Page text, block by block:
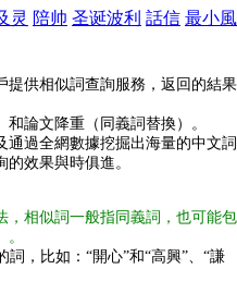
灵 陪帅 圣诞波利 話信 最小風
提供相似詞查詢服務，返回的結果
論文降重（同義詞替換）。
過全網數據挖掘出海量的中文詞
效果與時俱進。
，相似詞一般指同義詞，也可能包
，比如：“開心”和“高興”、“謙